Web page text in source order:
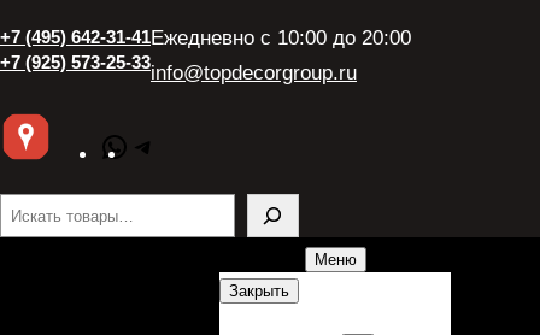
+7 (495) 642-31-41
+7 (925) 573-25-33
Ежедневно с 10:00 до 20:00
info@topdecorgroup.ru
WhatsApp
Поиск
Меню
Закрыть